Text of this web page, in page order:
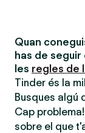
Quan
has de
les regles de
Tinder és la
Busques algú
Cap
sobre el que